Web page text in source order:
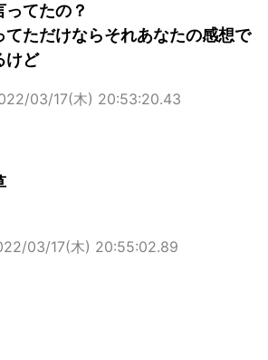
てたの？
てただけならそれあなたの感想で
けど
03/17(木) 20:53:20.43
03/17(木) 20:55:02.89